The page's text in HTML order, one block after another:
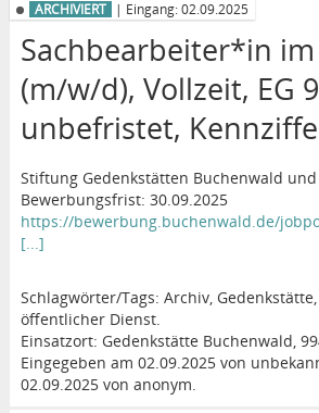
ARCHIVIERT | Eingang: 02.09.2025
Sachbearbeiter*in
(m/w/d), Vollzeit, EG
unbefristet,
Stiftung Gedenkstätten Buchenwald
Bewerbungsfrist: 30.09.2025
https://bewerbung.buchenwald.de/
[...]
Schlagwörter/Tags: Archiv, Gedenkstätte,
öffentlicher Dienst.
Einsatzort: Gedenkstätte Buchenwald,
Eingegeben am 02.09.2025 von
02.09.2025 von anonym.